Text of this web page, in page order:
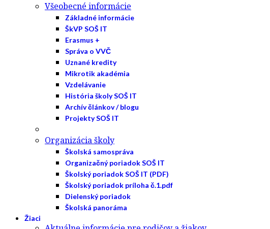
Všeobecné informácie
Základné informácie
ŠkVP SOŠ IT
Erasmus +
Správa o VVČ
Uznané kredity
Mikrotik akadémia
Vzdelávanie
História školy SOŠ IT
Archív článkov / blogu
Projekty SOŠ IT
Organizácia školy
Školská samospráva
Organizačný poriadok SOŠ IT
Školský poriadok SOŠ IT (PDF)
Školský poriadok príloha č.1.pdf
Dielenský poriadok
Školská panoráma
Žiaci